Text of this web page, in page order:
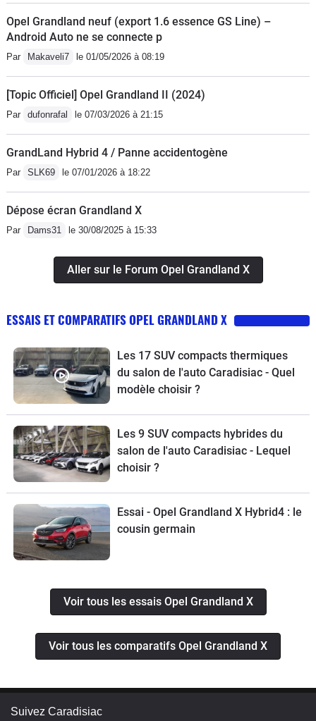
Opel Grandland neuf (export 1.6 essence GS Line) –
Android Auto ne se connecte p
Par Makaveli7 le 01/05/2026 à 08:19
[Topic Officiel] Opel Grandland II (2024)
Par dufonrafal le 07/03/2026 à 21:15
GrandLand Hybrid 4 / Panne accidentogène
Par SLK69 le 07/01/2026 à 18:22
Dépose écran Grandland X
Par Dams31 le 30/08/2025 à 15:33
Aller sur le Forum Opel Grandland X
ESSAIS ET COMPARATIFS OPEL GRANDLAND X
Les 17 SUV compacts thermiques
du salon de l'auto Caradisiac - Quel
modèle choisir ?
Les 9 SUV compacts hybrides du
salon de l'auto Caradisiac - Lequel
choisir ?
Essai - Opel Grandland X Hybrid4 : le
cousin germain
Voir tous les essais Opel Grandland X
Voir tous les comparatifs Opel Grandland X
Suivez Caradisiac